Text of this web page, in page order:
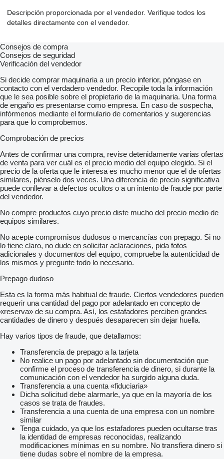
Descripción proporcionada por el vendedor. Verifique todos los
detalles directamente con el vendedor.
Consejos de compra
Consejos de seguridad
Verificación del vendedor
Si decide comprar maquinaria a un precio inferior, póngase en
contacto con el verdadero vendedor. Recopile toda la información
que le sea posible sobre el propietario de la maquinaria. Una forma
de engaño es presentarse como empresa. En caso de sospecha,
infórmenos mediante el formulario de comentarios y sugerencias
para que lo comprobemos.
Comprobación de precios
Antes de confirmar una compra, revise detenidamente varias ofertas
de venta para ver cuál es el precio medio del equipo elegido. Si el
precio de la oferta que le interesa es mucho menor que el de ofertas
similares, piénselo dos veces. Una diferencia de precio significativa
puede conllevar a defectos ocultos o a un intento de fraude por parte
del vendedor.
No compre productos cuyo precio diste mucho del precio medio de
equipos similares.
No acepte compromisos dudosos o mercancías con prepago. Si no
lo tiene claro, no dude en solicitar aclaraciones, pida fotos
adicionales y documentos del equipo, compruebe la autenticidad de
los mismos y pregunte todo lo necesario.
Prepago dudoso
Esta es la forma más habitual de fraude. Ciertos vendedores pueden
requerir una cantidad del pago por adelantado en concepto de
«reserva» de su compra. Así, los estafadores perciben grandes
cantidades de dinero y después desaparecen sin dejar huella.
Hay varios tipos de fraude, que detallamos:
Transferencia de prepago a la tarjeta
No realice un pago por adelantado sin documentación que
confirme el proceso de transferencia de dinero, si durante la
comunicación con el vendedor ha surgido alguna duda.
Transferencia a una cuenta «fiduciaria»
Dicha solicitud debe alarmarle, ya que en la mayoría de los
casos se trata de fraudes.
Transferencia a una cuenta de una empresa con un nombre
similar
Tenga cuidado, ya que los estafadores pueden ocultarse tras
la identidad de empresas reconocidas, realizando
modificaciones mínimas en su nombre. No transfiera dinero si
tiene dudas sobre el nombre de la empresa.